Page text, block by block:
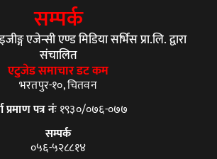
सम्पर्क
एजेन्सी एण्ड मिडिया सर्भिस प्रा.लि. द्वारा
संचालित
एटुजेड समाचार डट कम
भरतपुर-१०, चितवन
प्रमाण पत्र नंः१९३०/०७६-०७७
सम्पर्क
०५६-५२८८१४